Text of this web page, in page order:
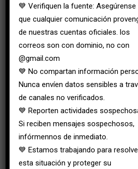
salud.
Auxiliar administrativo en salud
Gestión documental en salud.
Atención al usuario.
Logística de actividades
Ambas rutas comparten
y humanización, pero su
distinta.
💙 Verifiquen la fuente: Asegúrense
que cualquier comunicación
de nuestras cuentas oficiales. los
correos son con dominio, no con
@gmail.com
💙 No compartan información
Nunca envíen datos sensibles a
de canales no verificados.
💙 Reporten actividades
Si reciben mensajes sospechosos,
infórmennos de inmediato.
💙 Estamos trabajando para
esta situación y proteger su